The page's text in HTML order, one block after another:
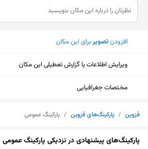
افزودنتصویربرای این مکان
ویرایش اطلاعات یا گزارش تعطیلی این مکان
مختصات جغرافیایی
قزوین / پارکینگ‌های قزوین / پارکینگ عمومی
پارکینگ‌های پیشنهادی در نزدیکی پارکینگ عمومی